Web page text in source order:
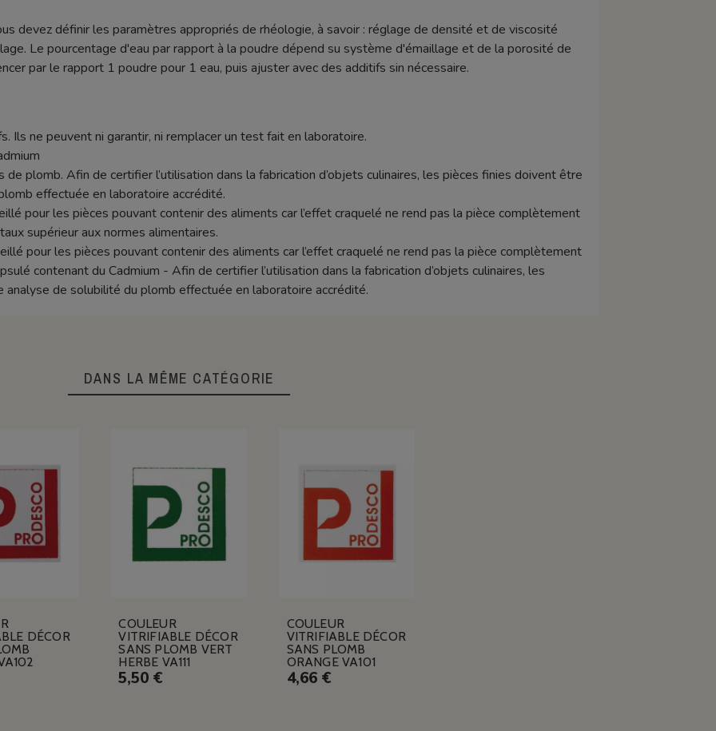
devez définir les paramètres appropriés de rhéologie, à savoir : réglage de densité et de viscosité
Le pourcentage d'eau par rapport à la poudre dépend su système d'émaillage et de la porosité de
par le rapport 1 poudre pour 1 eau, puis ajuster avec des additifs sin nécessaire.
Ils ne peuvent ni garantir, ni remplacer un test fait en laboratoire.
de plomb. Afin de certifier l’utilisation dans la fabrication d’objets culinaires, les pièces finies doivent être
effectuée en laboratoire accrédité.
pour les pièces pouvant contenir des aliments car l’effet craquelé ne rend pas la pièce complètement
supérieur aux normes alimentaires.
pour les pièces pouvant contenir des aliments car l’effet craquelé ne rend pas la pièce complètement
contenant du Cadmium - Afin de certifier l’utilisation dans la fabrication d’objets culinaires, les
de solubilité du plomb effectuée en laboratoire accrédité.
DANS LA MÊME CATÉGORIE
DÉCOR
COULEUR
VITRIFIABLE DÉCOR
SANS PLOMB VERT
HERBE VA111
5,50 €
COULEUR
VITRIFIABLE DÉCOR
SANS PLOMB
ORANGE VA101
4,66 €